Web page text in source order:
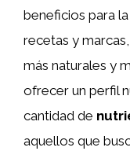
beneficios para
recetas y
más naturales y
ofrecer un perfil
cantidad de
aquellos que